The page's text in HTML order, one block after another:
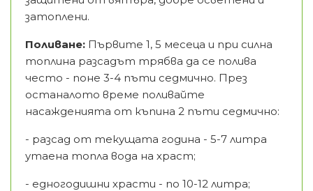
затоплени.
Поливане: Първите 1, 5 месеца и при силна
топлина разсадът трябва да се полива
често - поне 3-4 пъти седмично. През
останалото време поливайте
насажденията от къпина 2 пъти седмично:
- разсад от текущата година - 5-7 литра
утаена топла вода на храст;
- едногодишни храсти - по 10-12 литра;